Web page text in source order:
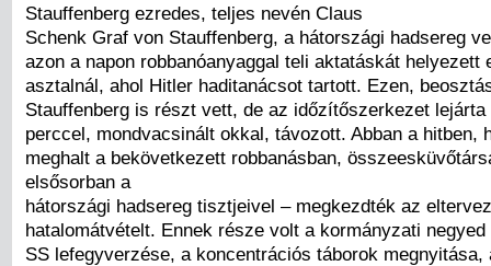
Stauffenberg ezredes, teljes nevén Claus
Schenk Graf von Stauffenberg, a hátországi hadsereg
azon a napon robbanóanyaggal teli aktatáskát helyezett
asztalnál, ahol Hitler haditanácsot tartott. Ezen,
Stauffenberg is részt vett, de az időzítőszerkezet lejárta
perccel, mondvacsinált okkal, távozott. Abban a hitben,
meghalt a bekövetkezett robbanásban,
elsősorban a
hátországi hadsereg tisztjeivel – megkezdték az
hatalomátvételt. Ennek része volt a kormányzati
SS lefegyverzése, a koncentrációs táborok megnyitása,